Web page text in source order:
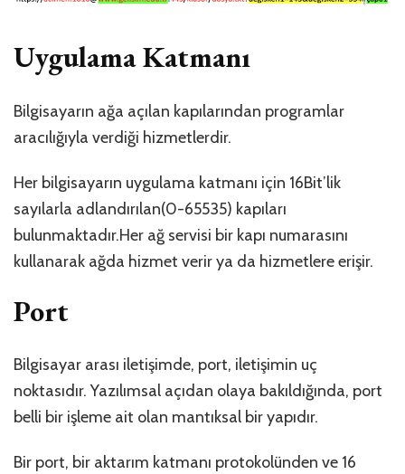
Uygulama Katmanı
Bilgisayarın ağa açılan kapılarından programlar
aracılığıyla verdiği hizmetlerdir.
Her bilgisayarın uygulama katmanı için 16Bit’lik
sayılarla adlandırılan(0-65535) kapıları
bulunmaktadır.Her ağ servisi bir kapı numarasını
kullanarak ağda hizmet verir ya da hizmetlere erişir.
Port
Bilgisayar arası iletişimde, port, iletişimin uç
noktasıdır. Yazılımsal açıdan olaya bakıldığında, port
belli bir işleme ait olan mantıksal bir yapıdır.
Bir port, bir aktarım katmanı protokolünden ve 16